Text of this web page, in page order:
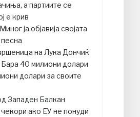
а партиите се
е крив
ја објавија својата
на Лука Дончиќ
40 милиони долари
долари за своите
Западен Балкан
чекори ако ЕУ не понуди